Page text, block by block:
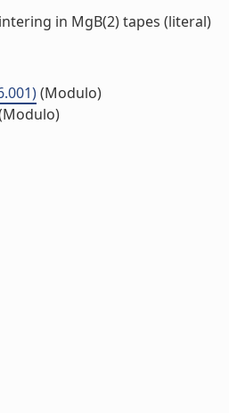
in MgB(2) tapes (literal)
(Modulo)